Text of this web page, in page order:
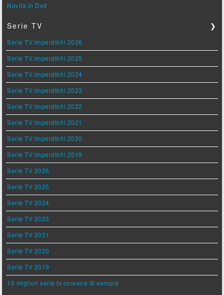
Novità in Dvd
Serie TV ❯
Serie TV imperdibili 2026
Serie TV imperdibili 2025
Serie TV imperdibili 2024
Serie TV imperdibili 2023
Serie TV imperdibili 2022
Serie TV imperdibili 2021
Serie TV imperdibili 2020
Serie TV imperdibili 2019
Serie TV 2026
Serie TV 2025
Serie TV 2024
Serie TV 2023
Serie TV 2021
Serie TV 2020
Serie TV 2019
10 migliori serie tv coreane di sempre